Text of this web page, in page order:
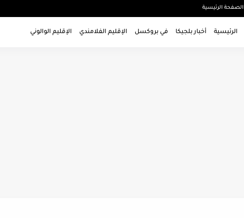
الصفحة الرئيسية
الرئيسية أخبار بلجيكا في بروكسل الإقليم الفلامندي الإقليم الوالوني